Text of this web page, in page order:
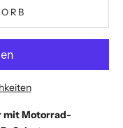
mit Motorrad-